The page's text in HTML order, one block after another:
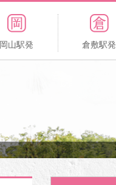
岡山駅発 倉敷駅発